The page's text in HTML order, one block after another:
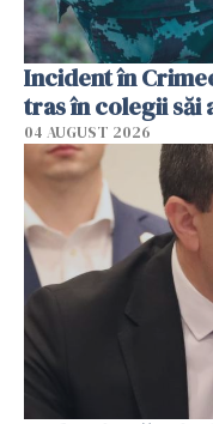
Incident în
tras în colegii săi
04 AUGUST 2026